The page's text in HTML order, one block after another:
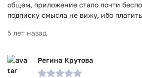
общем, приложение стало почти
подписку смысла не вижу, ибо
5 лет назад
Регина Крутова